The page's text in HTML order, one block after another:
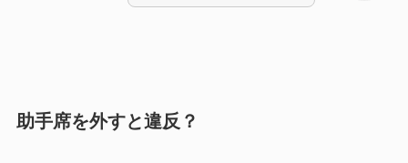
助手席を外すと違反？